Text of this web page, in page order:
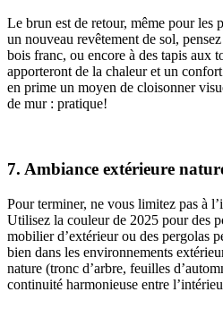
Le brun est de retour, même pour les
un nouveau revêtement de sol,
bois franc, ou encore à des tapis aux
apporteront de la chaleur et un
en prime un moyen de cloisonner
de mur : pratique!
7. Ambiance extérieure
Pour terminer, ne vous limitez pas à
Utilisez la couleur de 2025 pour des
mobilier d’extérieur ou des pergolas
bien dans les environnements
nature (tronc d’arbre, feuilles
continuité harmonieuse entre